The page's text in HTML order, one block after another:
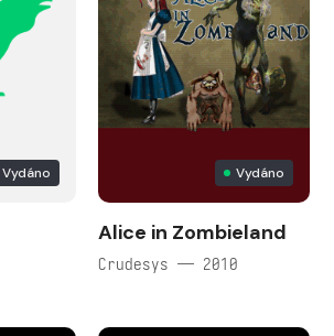
Vydáno Vydáno
Alice in Zombieland
Crudesys — 2010